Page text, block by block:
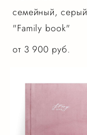
семейный, серый
"Family book"
от 3 900 pуб.